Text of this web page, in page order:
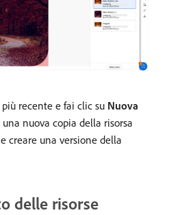
recente e fai clic su Nuova
nuova copia della risorsa
creare una versione della
delle risorse